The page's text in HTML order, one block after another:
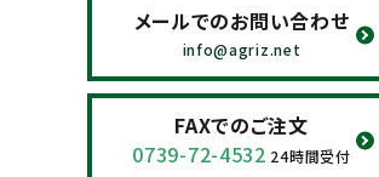
メールでのお問い合わせ
info@agriz.net
FAXでのご注文
0739-72-4532 24時間受付